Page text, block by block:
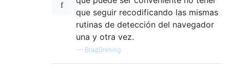
que seguir recodificando las mismas
rutinas de detección del navegador
una y otra vez.
— BradBrening